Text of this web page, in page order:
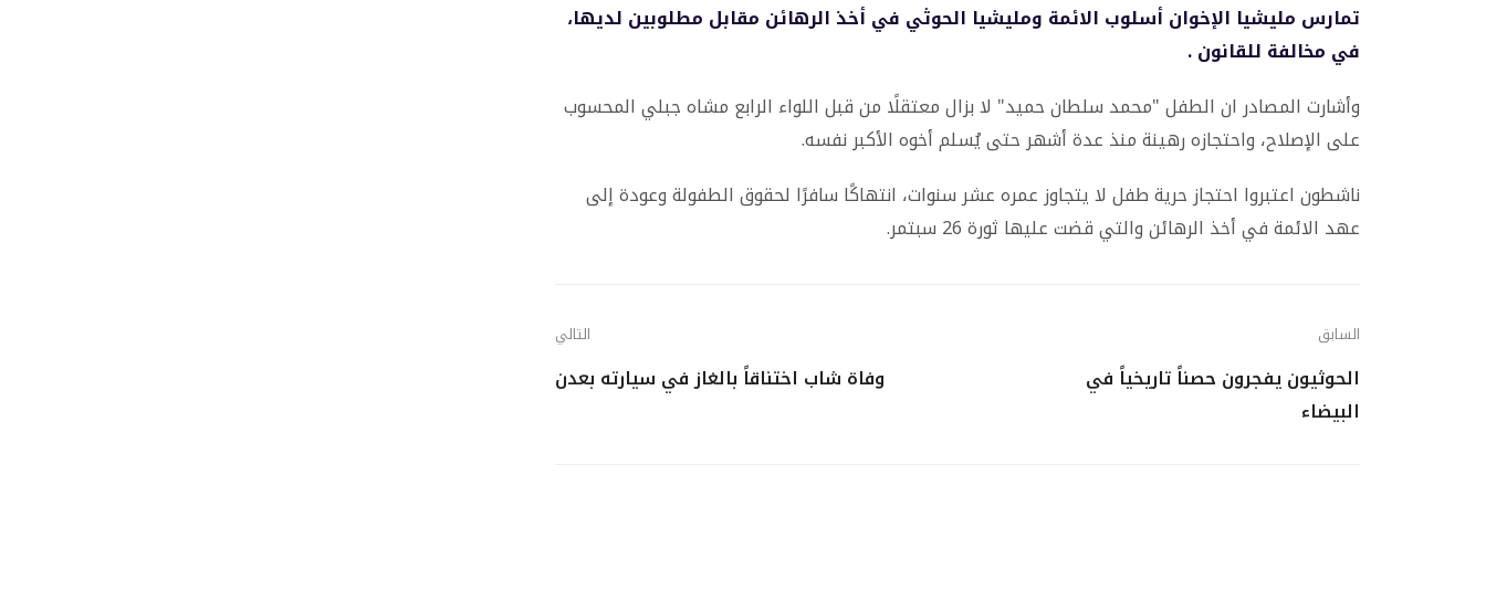
تمارس مليشيا الإخوان أسلوب الائمة ومليشيا الحوثي في أخذ الرهائن مقابل مطلوبين لديها،
في مخالفة للقانون .
وأشارت المصادر ان الطفل "محمد سلطان حميد" لا بزال معتقلًا من قبل اللواء الرابع مشاه جبلي المحسوب
على الإصلاح، واحتجازه رهينة منذ عدة أشهر حتى يُسلم أخوه الأكبر نفسه.
ناشطون اعتبروا احتجاز حرية طفل لا يتجاوز عمره عشر سنوات، انتهاكًا سافرًا لحقوق الطفولة وعودة إلى
عهد الائمة في أخذ الرهائن والتي قضت عليها ثورة 26 سبتمر.
السابق
الحوثيون يفجرون حصناً تاريخياً في
البيضاء
التالي
وفاة شاب اختناقاً بالغاز في سيارته بعدن